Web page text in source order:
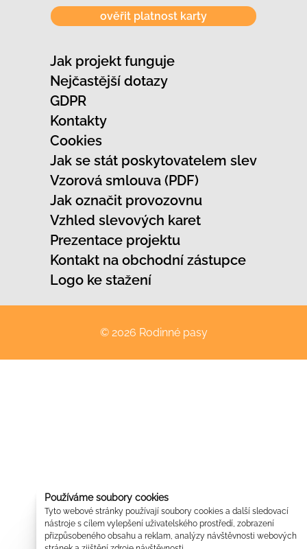
Používáme soubory cookies
Tyto webové stránky používají soubory cookies a další sledovací
nástroje s cílem vylepšení uživatelského prostředí, zobrazení
přizpůsobeného obsahu a reklam, analýzy návštěvnosti webových
Jak projekt funguje
Nejčastější dotazy
GDPR
Kontakty
Cookies
Jak se stát poskytovatelem slev
ověřit platnost karty
Vzorová smlouva (PDF)
Jak označit provozovnu
Vzhled slevových karet
Prezentace projektu
Kontakt na obchodní zástupce
Logo ke stažení
© 2026 Rodinné pasy